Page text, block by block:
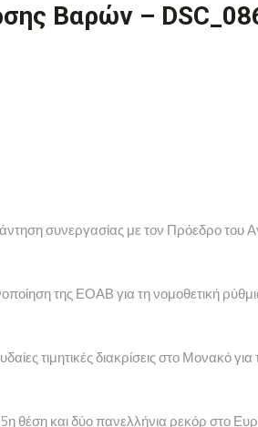
Βαρών –
συνεργασίας με τον Πρόεδρο
της ΕΟΑΒ για τη νομοθετική
τιμητικές διακρίσεις στο Μονακό
5η θέση και δύο πανελλήνια ρεκόρ στο